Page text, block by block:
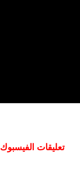
تعليقات الفيسبوك